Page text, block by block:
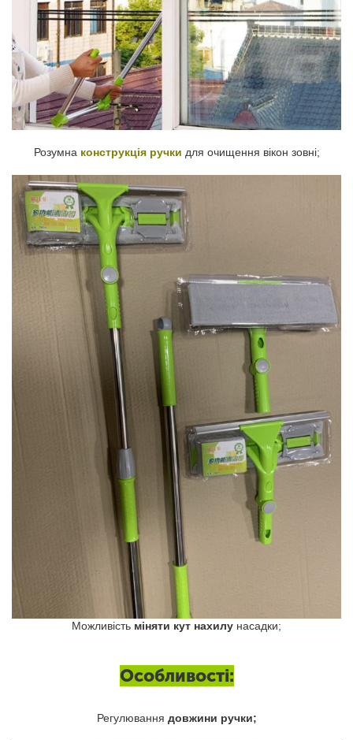
Розумна конструкція ручки для очищення вікон зовні;
Можливість міняти кут нахилу насадки;
Особливості:
Регулювання довжини ручки;